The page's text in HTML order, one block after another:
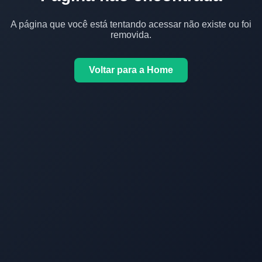
A página que você está tentando acessar não existe ou foi
removida.
Voltar para a Home